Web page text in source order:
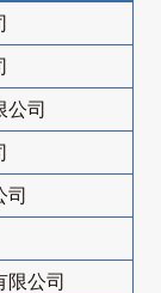
公司
司
限公司